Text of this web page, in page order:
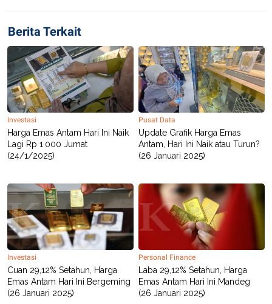
G
A
N
N
C
E
T
A
K
J
A
E
M
I
T
E
N
E
P
A
P
D
V
E
I
S
I
N
G
K
G
M
E
D
I
A
Berita Terkait
Investasi
Harga Emas Antam Hari Ini Naik
Lagi Rp 1.000 Jumat
(24/1/2025)
Pusat Data
Update Grafik Harga Emas
Antam, Hari Ini Naik atau Turun?
(26 Januari 2025)
Investasi
Cuan 29,12% Setahun, Harga
Emas Antam Hari Ini Bergeming
(26 Januari 2025)
Personal Finance
Laba 29,12% Setahun, Harga
Emas Antam Hari Ini Mandeg
(26 Januari 2025)